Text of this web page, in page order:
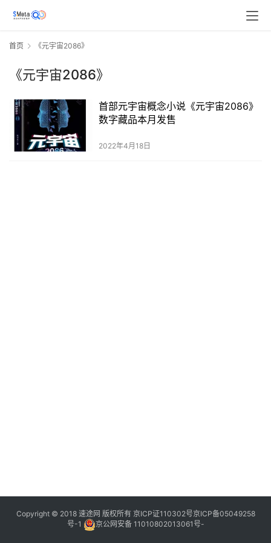
首页 《元宇宙2086》
《元宇宙2086》
首部元宇宙概念小说《元宇宙2086》
数字藏品本月发售
2022年4月18日
Copyright © 2018 速途网 版权所有 京ICP证110302号京ICP备05049258
号-1
京公网安备 11010802013061号-